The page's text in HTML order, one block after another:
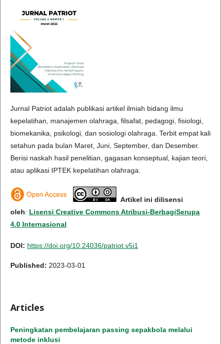
Jurnal Patriot adalah publikasi artikel ilmiah bidang ilmu
kepelatihan, manajemen olahraga, filsafat, pedagogi, fisiologi,
biomekanika, psikologi, dan sosiologi olahraga. Terbit empat kali
setahun pada bulan Maret, Juni, September, dan Desember.
Berisi naskah hasil penelitian, gagasan konseptual, kajian teori,
atau aplikasi IPTEK kepelatihan olahraga.
Artikel ini dilisensi
oleh: Lisensi Creative Commons Atribusi-BerbagiSerupa
4.0 Internasional
DOI: https://doi.org/10.24036/patriot.v5i1
Published: 2023-03-01
Articles
Peningkatan pembelajaran passing sepakbola melalui
metode inklusi